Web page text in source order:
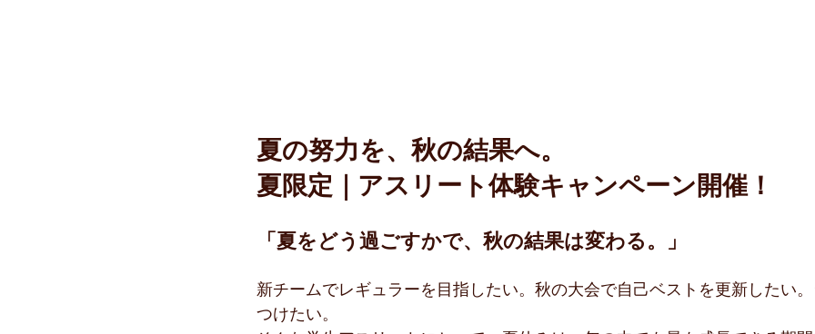
夏の努力を、秋の結果へ。
夏限定｜アスリート体験キャンペーン開催！
「夏をどう過ごすかで、秋の結果は変わる。」
新チームでレギュラーを目指したい。秋の大会で自己ベストを更新したい
つけたい。